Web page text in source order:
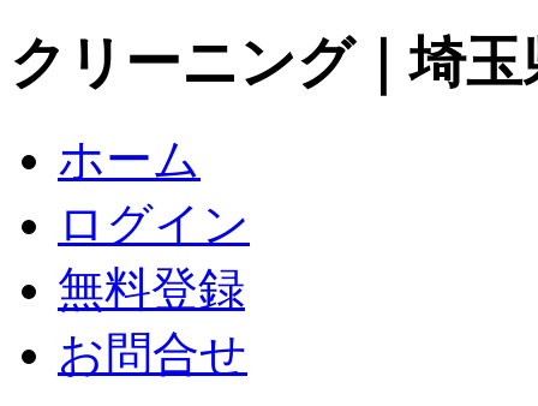
クリーニング｜埼
ホーム
ログイン
無料登録
お問合せ